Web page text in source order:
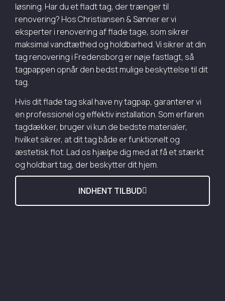
løsning. Har du et fladt tag, der trænger til
renovering? Hos Christiansen & Sønner er vi
eksperter i renovering af flade tage, som sikrer
maksimal vandtæthed og holdbarhed. Vi sikrer at din
tag renovering i Fredensborg er nøje fastlagt, så
tagpappen opnår den bedst mulige beskyttelse til dit
tag.
Hvis dit flade tag skal have ny tagpap, garanterer vi
en professionel og effektiv installation. Som erfaren
tagdækker, bruger vi kun de bedste materialer,
hvilket sikrer, at dit tag både er funktionelt og
æstetisk flot. Lad os hjælpe dig med at få et stærkt
og holdbart tag, der beskytter dit hjem.
INDHENT TILBUD